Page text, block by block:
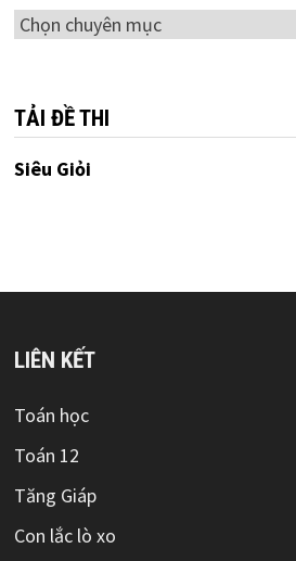
Chuyên
TẢI ĐỀ THI
Siêu Giỏi
LIÊN KẾT
Toán học
Toán 12
Tăng Giáp
Con lắc lò xo